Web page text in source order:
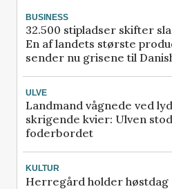
BUSINESS
32.500 stipladser skifter
En af landets største
sender nu grisene til
ULVE
Landmand vågnede ved
skrigende kvier: Ulven
foderbordet
KULTUR
Herregård holder høstdag